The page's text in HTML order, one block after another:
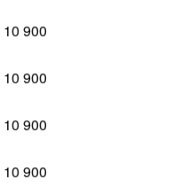
10 900
10 900
10 900
10 900